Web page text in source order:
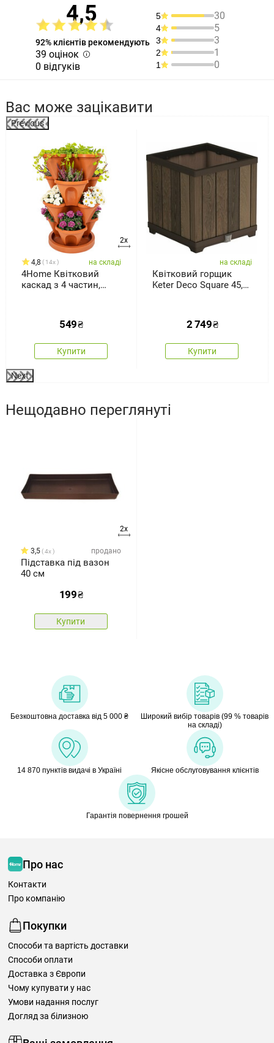
4,5
92% клієнтів рекомендують
39 оцінок
0 відгуків
5 30
4 5
3 3
2 1
1 0
Вас може зацікавити
Previous
2x
4,8 14x на складі
4Home Квітковий
каскад з 4 частин,
549₴
Купити
на складі
Квітковий горщик
Keter Deco Square 45,5
2 749₴
Купити
Next
Нещодавно переглянуті
2x
3,5 4x продано
Підставка під вазон
40 см
199₴
Купити
Безкоштовна доставка від 5 000 ₴
Широкий вибір товарів (99 % товарів
на складі)
14 870 пунктів видачі в Україні Якісне обслуговування клієнтів
Гарантія повернення грошей
Про нас
Контакти
Про компанію
Покупки
Способи та вартість доставки
Способи оплати
Доставка з Європи
Чому купувати у нас
Умови надання послуг
Догляд за білизною